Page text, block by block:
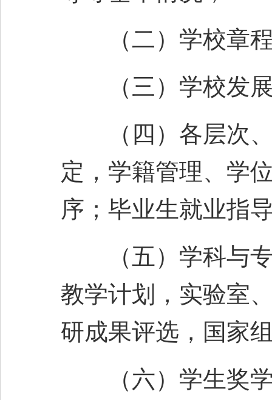
（二）学校章程
（三）学校发展
（四）各层次、
定，学籍管理、学
序；毕业生就业指
（五）学科与专
教学计划，实验室
研成果评选，国家
（六）学生奖学